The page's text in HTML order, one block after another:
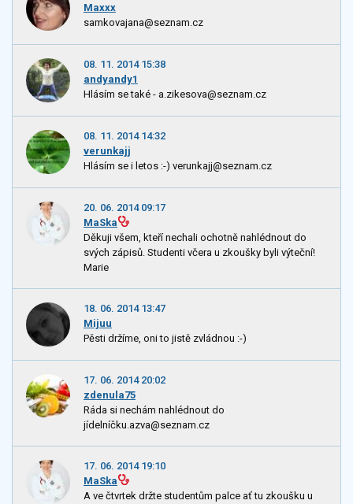
Maxxx
samkovajana@seznam.cz
08. 11. 2014 15:38
andyandy1
Hlásím se také - a.zikesova@seznam.cz
08. 11. 2014 14:32
verunkajj
Hlásím se i letos :-) verunkajj@seznam.cz
20. 06. 2014 09:17
MaSka
Děkuji všem, kteří nechali ochotně nahlédnout do
svých zápisů. Studenti včera u zkoušky byli výteční!
Marie
18. 06. 2014 13:47
Mijuu
Pěsti držíme, oni to jistě zvládnou :-)
17. 06. 2014 20:02
zdenula75
Ráda si nechám nahlédnout do
jídelníčku.azva@seznam.cz
17. 06. 2014 19:10
MaSka
A ve čtvrtek držte studentům palce ať tu zkoušku u